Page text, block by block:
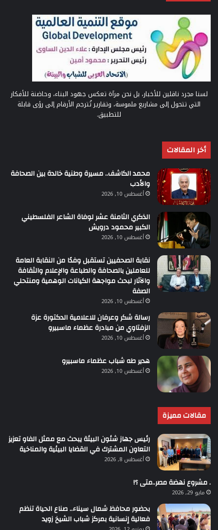
لسنا مجرد ناقلين للأخبار، بل نحن مرآة تعكس جهود البناء، وحاضنة للأفكار
التي تتحول إلى مشاريع ملموسة، وتقارير تُترجم الأرقام إلى رؤى قابلة
للتطبيق.
أخر المقالات
محمد الكاشف.. مسيرة وطنية خالدة بين الصحافة
والأدب
أغسطس 10, 2026
الذكري الثامنة عشر لوفاة الشاعر الفلسطيني
الكبير محمود درويش
أغسطس 10, 2026
نقابة الصحفيين تستقبل وفدًا من النقابة العامة
للعاملين بالصحافة والطباعة والإعلام والثقافة
والآثار لبحث مواجهة الكيانات الوهمية ومنتحلي
الصفة
أغسطس 10, 2026
رسالة شكر وعرفان للاعلامية الدكتورة عزة
الزفتاوي من مبادرة عظماء ماسبيرو
أغسطس 10, 2026
هدير طه شباب عظماء ماسبيرو
أغسطس 10, 2026
مقالات مميزة
رئيس جهاز شئون البيئة يبحث مع ممثل الفاو تعزيز
التعاون المشترك في القضايا البيئية والمناخية
أغسطس 8, 2026
. مشروع نهضة مصر..متى ؟!
مايو 29, 2026
بحضور محافظ شمال سيناء.. صناع الحياة تنظم
فعالية إنسانية بمركز شباب الشيخ زويد